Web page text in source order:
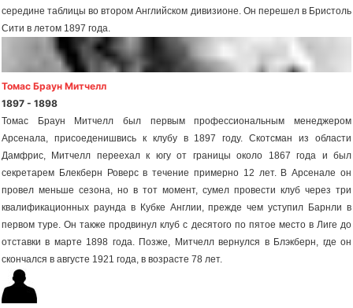
середине таблицы во втором Английском дивизионе. Он перешел в Бристоль
Сити в летом 1897 года.
Томас Браун Митчелл
1897 - 1898
Томас Браун Митчелл был первым профессиональным менеджером
Арсенала, присоеденишвись к клубу в 1897 году. Скотсман из области
Дамфрис, Митчелл переехал к югу от границы около 1867 года и был
секретарем Блекберн Роверс в течение примерно 12 лет. В Арсенале он
провел меньше сезона, но в тот момент, сумел провести клуб через три
квалификационных раунда в Кубке Англии, прежде чем уступил Барнли в
первом туре. Он также продвинул клуб с десятого по пятое место в Лиге до
отставки в марте 1898 года. Позже, Митчелл вернулся в Блэкберн, где он
скончался в августе 1921 года, в возрасте 78 лет.